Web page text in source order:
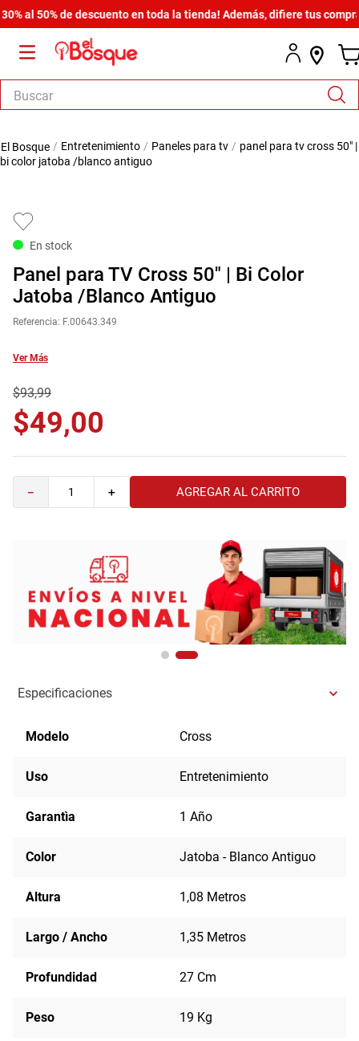
al 50% de descuento en toda la tienda! Además, difiere tus compras
Buscar
entretenimiento paneles para tv
panel para tv cross 50" |
bi color jatoba /blanco antiguo
En stock
Panel para TV Cross 50" | Bi Color
Jatoba /Blanco Antiguo
Referencia: F.00643.349
Ver Más
$93,99
$49,00
＋
－ AGREGAR AL CARRITO
Especificaciones
Modelo Cross
Uso Entretenimiento
Garantìa 1 Año
Color Jatoba - Blanco Antiguo
Altura 1,08 Metros
Largo / Ancho 1,35 Metros
Profundidad 27 Cm
Peso 19 Kg
1.
salas
.
zapatera
6.
cama
7.
armario lux
10